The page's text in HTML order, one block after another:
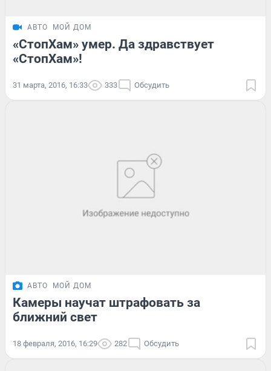
АВТО МОЙ ДОМ
«СтопХам» умер. Да здравствует
«СтопХам»!
31 марта, 2016, 16:33 333 Обсудить
АВТО МОЙ ДОМ
Камеры научат штрафовать за
ближний свет
18 февраля, 2016, 16:29 282 Обсудить